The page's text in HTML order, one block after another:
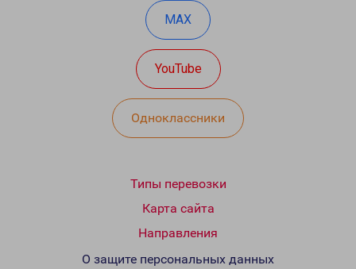
MAX
YouTube
Одноклассники
Типы перевозки
Карта сайта
Направления
О защите персональных данных